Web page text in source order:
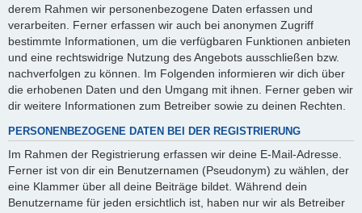
derem Rahmen wir personenbezogene Daten erfassen und
verarbeiten. Ferner erfassen wir auch bei anonymen Zugriff
bestimmte Informationen, um die verfügbaren Funktionen anbieten
und eine rechtswidrige Nutzung des Angebots ausschließen bzw.
nachverfolgen zu können. Im Folgenden informieren wir dich über
die erhobenen Daten und den Umgang mit ihnen. Ferner geben wir
dir weitere Informationen zum Betreiber sowie zu deinen Rechten.
PERSONENBEZOGENE DATEN BEI DER REGISTRIERUNG
Im Rahmen der Registrierung erfassen wir deine E-Mail-Adresse.
Ferner ist von dir ein Benutzernamen (Pseudonym) zu wählen, der
eine Klammer über all deine Beiträge bildet. Während dein
Benutzername für jeden ersichtlich ist, haben nur wir als Betreiber